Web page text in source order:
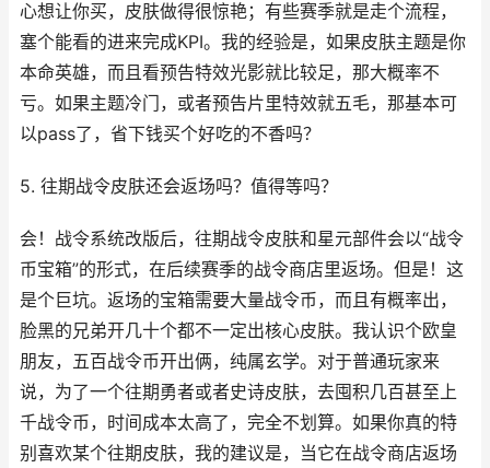
心想让你买，皮肤做得很惊艳；有些赛季就是走个流程，
塞个能看的进来完成KPI。我的经验是，如果皮肤主题是你
本命英雄，而且看预告特效光影就比较足，那大概率不
亏。如果主题冷门，或者预告片里特效就五毛，那基本可
以pass了，省下钱买个好吃的不香吗？
5. 往期战令皮肤还会返场吗？值得等吗？
会！战令系统改版后，往期战令皮肤和星元部件会以“战令
币宝箱”的形式，在后续赛季的战令商店里返场。但是！这
是个巨坑。返场的宝箱需要大量战令币，而且有概率出，
脸黑的兄弟开几十个都不一定出核心皮肤。我认识个欧皇
朋友，五百战令币开出俩，纯属玄学。对于普通玩家来
说，为了一个往期勇者或者史诗皮肤，去囤积几百甚至上
千战令币，时间成本太高了，完全不划算。如果你真的特
别喜欢某个往期皮肤，我的建议是，当它在战令商店返场